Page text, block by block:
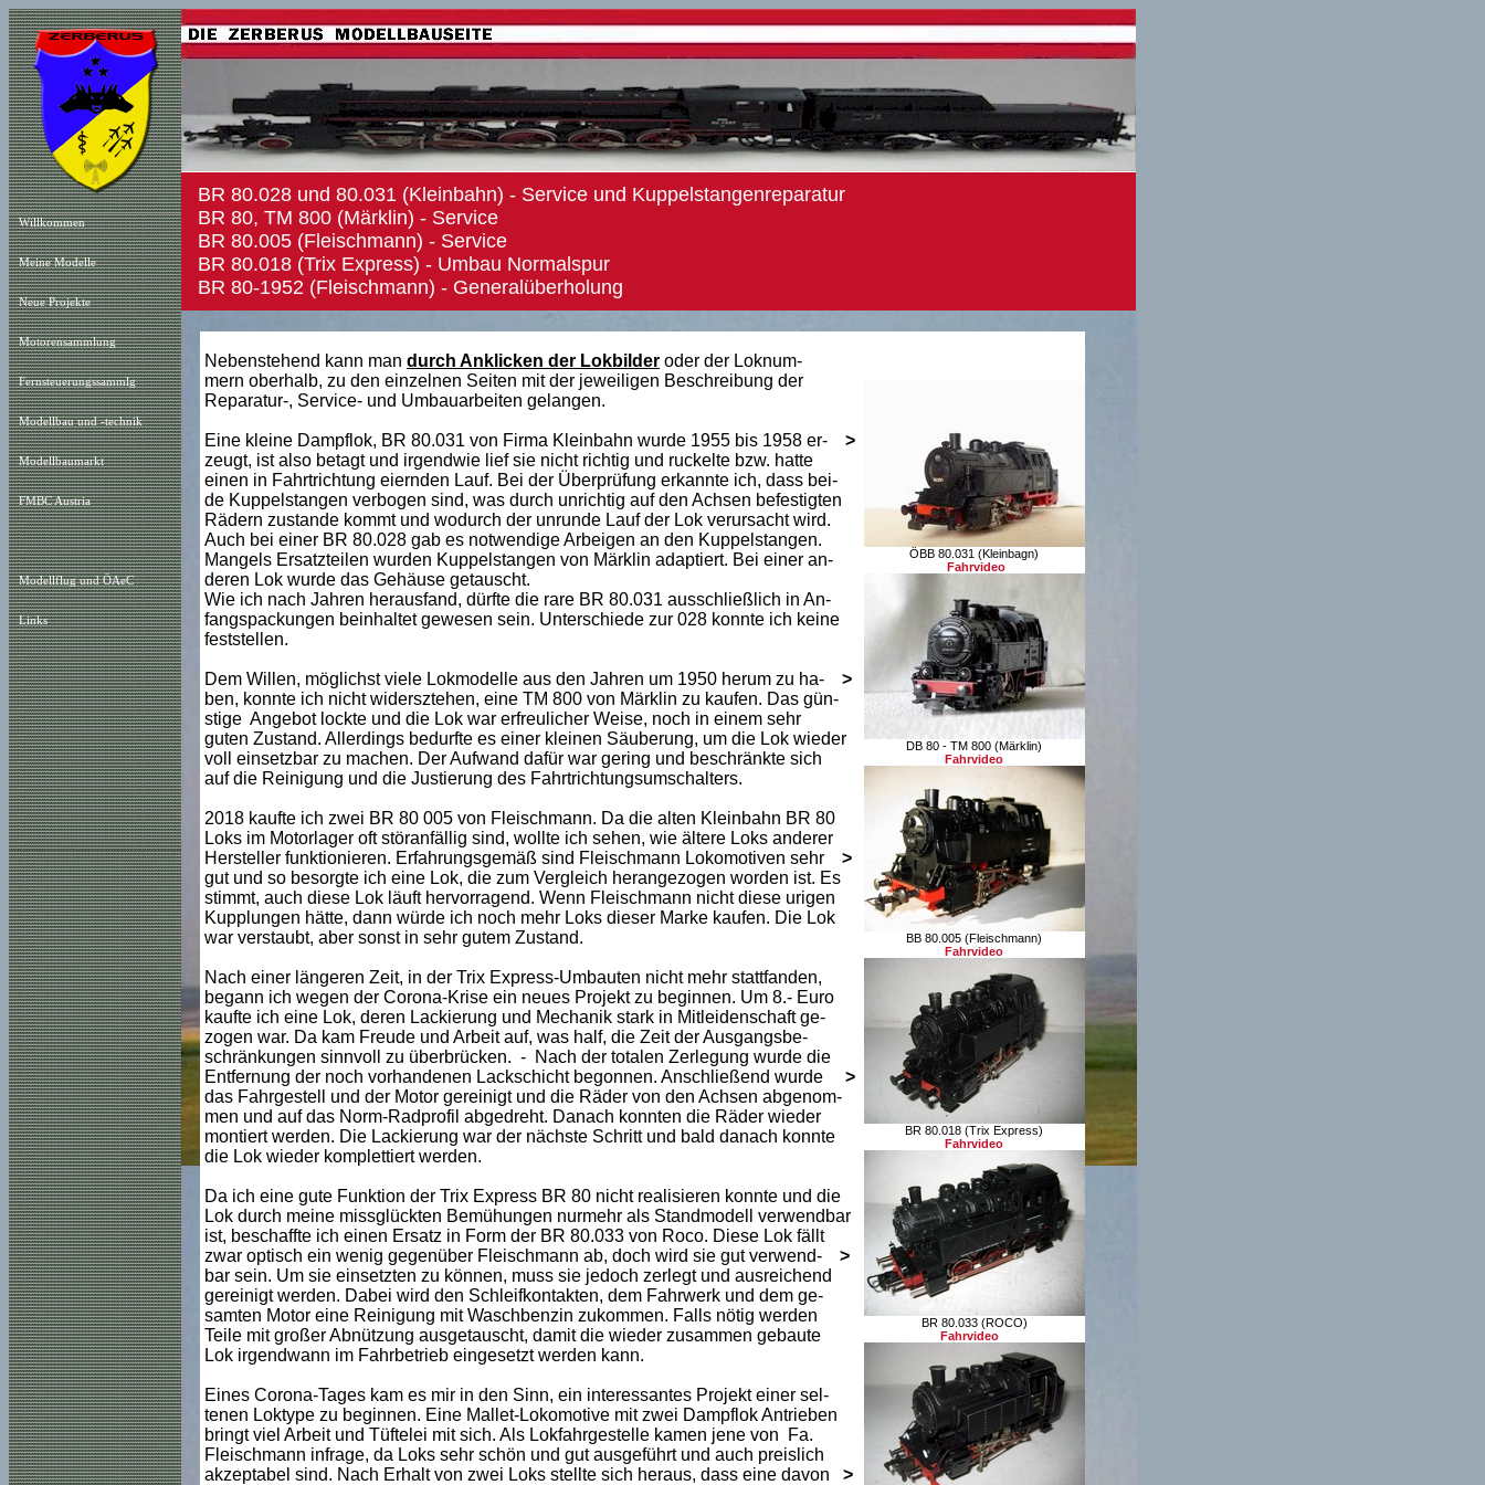
Willkommen
Meine Modelle
Neue Projekte
Motorensammlung
Fernsteuerungssammlg
Modellbau und -technik
Modellbaumarkt
FMBC Austria
Modellflug und ÖAeC
Links
BR 80.028 und 80.031 (Kleinbahn) - Service und Kuppelstangenreparatur
BR 80, TM 800 (Märklin) - Service
BR 80.005 (Fleischmann) - Service
BR 80.018 (Trix Express) - Umbau Normalspur
BR 80-1952 (Fleischmann) - Generalüberholung
Nebenstehend kann man durch Anklicken der Lokbilder oder der Loknum-
mern oberhalb, zu den einzelnen Seiten mit der jeweiligen Beschreibung der
Reparatur-, Service- und Umbauarbeiten gelangen.
Eine kleine Dampflok, BR 80.031 von Firma Kleinbahn wurde 1955 bis 1958 er- >
zeugt, ist also betagt und irgendwie lief sie nicht richtig und ruckelte bzw. hatte
einen in Fahrtrichtung eiernden Lauf. Bei der Überprüfung erkannte ich, dass bei-
de Kuppelstangen verbogen sind, was durch unrichtig auf den Achsen befestigten
Rädern zustande kommt und wodurch der unrunde Lauf der Lok verursacht wird.
Auch bei einer BR 80.028 gab es notwendige Arbeigen an den Kuppelstangen.
Mangels Ersatzteilen wurden Kuppelstangen von Märklin adaptiert. Bei einer an-
deren Lok wurde das Gehäuse getauscht.
Wie ich nach Jahren herausfand, dürfte die rare BR 80.031 ausschließlich in An-
fangspackungen beinhaltet gewesen sein. Unterschiede zur 028 konnte ich keine
feststellen.
Dem Willen, möglichst viele Lokmodelle aus den Jahren um 1950 herum zu ha- >
ben, konnte ich nicht widersztehen, eine TM 800 von Märklin zu kaufen. Das gün-
stige Angebot lockte und die Lok war erfreulicher Weise, noch in einem sehr
guten Zustand. Allerdings bedurfte es einer kleinen Säuberung, um die Lok wieder
voll einsetzbar zu machen. Der Aufwand dafür war gering und beschränkte sich
auf die Reinigung und die Justierung des Fahrtrichtungsumschalters.
2018 kaufte ich zwei BR 80 005 von Fleischmann. Da die alten Kleinbahn BR 80
Loks im Motorlager oft störanfällig sind, wollte ich sehen, wie ältere Loks anderer
Hersteller funktionieren. Erfahrungsgemäß sind Fleischmann Lokomotiven sehr
>
gut und so besorgte ich eine Lok, die zum Vergleich herangezogen worden ist. Es
stimmt, auch diese Lok läuft hervorragend. Wenn Fleischmann nicht diese urigen
Kupplungen hätte, dann würde ich noch mehr Loks dieser Marke kaufen. Die Lok
war verstaubt, aber sonst in sehr gutem Zustand.
Nach einer längeren Zeit, in der Trix Express-Umbauten nicht mehr stattfanden,
begann ich wegen der Corona-Krise ein neues Projekt zu beginnen. Um 8.- Euro
kaufte ich eine Lok, deren Lackierung und Mechanik stark in Mitleidenschaft ge-
zogen war. Da kam Freude und Arbeit auf, was half, die Zeit der Ausgangsbe-
schränkungen sinnvoll zu überbrücken. - Nach der totalen Zerlegung wurde die
Entfernung der noch vorhandenen Lackschicht begonnen. Anschließend wurde
>
das Fahrgestell und der Motor gereinigt und die Räder von den Achsen abgenom-
men und auf das Norm-Radprofil abgedreht. Danach konnten die Räder wieder
montiert werden. Die Lackierung war der nächste Schritt und bald danach konnte
die Lok wieder komplettiert werden.
Da ich eine gute Funktion der Trix Express BR 80 nicht realisieren konnte und die
Lok durch meine missglückten Bemühungen nurmehr als Standmodell verwendbar
ist, beschaffte ich einen Ersatz in Form der BR 80.033 von Roco. Diese Lok fällt
zwar optisch ein wenig gegenüber Fleischmann ab, doch wird sie gut verwend-
>
bar sein. Um sie einsetzten zu können, muss sie jedoch zerlegt und ausreichend
gereinigt werden. Dabei wird den Schleifkontakten, dem Fahrwerk und dem ge-
samten Motor eine Reinigung mit Waschbenzin zukommen. Falls nötig werden
Teile mit großer Abnützung ausgetauscht, damit die wieder zusammen gebaute
Lok irgendwann im Fahrbetrieb eingesetzt werden kann.
Eines Corona-Tages kam es mir in den Sinn, ein interessantes Projekt einer sel-
tenen Loktype zu beginnen. Eine Mallet-Lokomotive mit zwei Dampflok Antrieben
bringt viel Arbeit und Tüftelei mit sich. Als Lokfahrgestelle kamen jene von Fa.
Fleischmann infrage, da Loks sehr schön und gut ausgeführt und auch preislich
akzeptabel sind. Nach Erhalt von zwei Loks stellte sich heraus, dass eine davon >
ÖBB 80.031 (Kleinbagn)
Fahrvideo
DB 80 - TM 800 (Märklin)
Fahrvideo
BB 80.005 (Fleischmann)
Fahrvideo
BR 80.018 (Trix Express)
Fahrvideo
BR 80.033 (ROCO)
Fahrvideo